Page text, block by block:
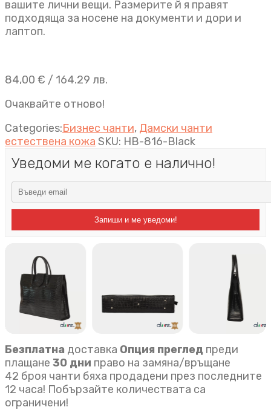
вашите лични вещи. Размерите й я правят
подходяща за носене на документи и дори и
лаптоп.
84,00 € / 164.29 лв.
Очаквайте отново!
Categories:Бизнес чанти, Дамски чанти
естествена кожа SKU: HB-816-Black
Уведоми ме когато е налично!
Запиши и ме уведоми!
Безплатна доставка Опция преглед преди
плащане 30 дни право на замяна/връщане
42 броя чанти бяха продадени през последните
12 часа! Побързайте количествата са
ограничени!